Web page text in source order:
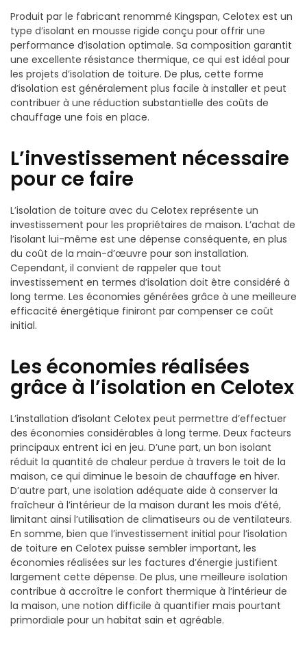
Produit par le fabricant renommé Kingspan, Celotex est un
type d’isolant en mousse rigide conçu pour offrir une
performance d’isolation optimale. Sa composition garantit
une excellente résistance thermique, ce qui est idéal pour
les projets d’isolation de toiture. De plus, cette forme
d’isolation est généralement plus facile à installer et peut
contribuer à une réduction substantielle des coûts de
chauffage une fois en place.
L’investissement nécessaire
pour ce faire
L’isolation de toiture avec du Celotex représente un
investissement pour les propriétaires de maison. L’achat de
l’isolant lui-même est une dépense conséquente, en plus
du coût de la main-d’œuvre pour son installation.
Cependant, il convient de rappeler que tout
investissement en termes d’isolation doit être considéré à
long terme. Les économies générées grâce à une meilleure
efficacité énergétique finiront par compenser ce coût
initial.
Les économies réalisées
grâce à l’isolation en Celotex
L’installation d’isolant Celotex peut permettre d’effectuer
des économies considérables à long terme. Deux facteurs
principaux entrent ici en jeu. D’une part, un bon isolant
réduit la quantité de chaleur perdue à travers le toit de la
maison, ce qui diminue le besoin de chauffage en hiver.
D’autre part, une isolation adéquate aide à conserver la
fraîcheur à l’intérieur de la maison durant les mois d’été,
limitant ainsi l’utilisation de climatiseurs ou de ventilateurs.
En somme, bien que l’investissement initial pour l’isolation
de toiture en Celotex puisse sembler important, les
économies réalisées sur les factures d’énergie justifient
largement cette dépense. De plus, une meilleure isolation
contribue à accroître le confort thermique à l’intérieur de
la maison, une notion difficile à quantifier mais pourtant
primordiale pour un habitat sain et agréable.